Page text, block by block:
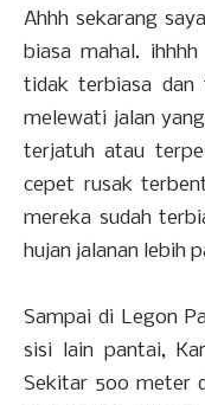
Ahhh sekarang
biasa mahal.
tidak terbiasa
melewati jalan
terjatuh atau
cepet rusak
mereka sudah
hujan jalanan lebih
Sampai di Legon
sisi lain pantai,
Sekitar 500 meter